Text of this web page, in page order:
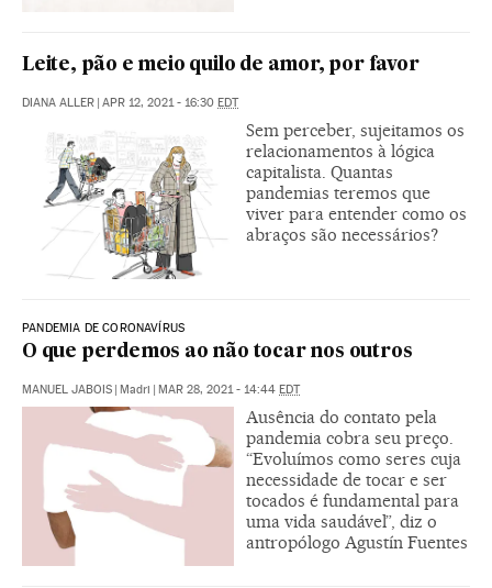
Leite, pão e meio quilo de amor, por favor
DIANA ALLER | APR 12, 2021 - 16:30 EDT
Sem perceber, sujeitamos os
relacionamentos à lógica
capitalista. Quantas
pandemias teremos que
viver para entender como os
abraços são necessários?
PANDEMIA DE CORONAVÍRUS
O que perdemos ao não tocar nos outros
MANUEL JABOIS | Madri | MAR 28, 2021 - 14:44 EDT
Ausência do contato pela
pandemia cobra seu preço.
“Evoluímos como seres cuja
necessidade de tocar e ser
tocados é fundamental para
uma vida saudável”, diz o
antropólogo Agustín Fuentes